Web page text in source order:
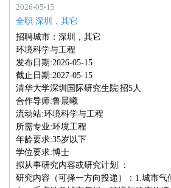
2026-05-15
全职 深圳，其它
招聘城市：深圳，其它
环境科学与工程
发布日期:2026-05-15
截止日期:2027-05-15
清华大学深圳国际研究生院|招5人
合作导师:鲁晨曦
流动站:环境科学与工程
所需专业:环境工程
年龄要求:35岁以下
学位要求:博士
拟从事研究内容或研究计划 ：
研究内容（可择一方向投递）：1.城市气